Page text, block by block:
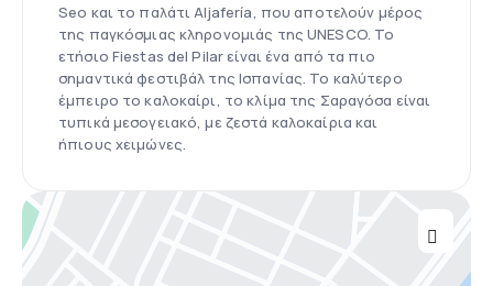
Seo και το παλάτι Aljafería, που αποτελούν μέρος
της παγκόσμιας κληρονομιάς της UNESCO. Το
ετήσιο Fiestas del Pilar είναι ένα από τα πιο
σημαντικά φεστιβάλ της Ισπανίας. Το καλύτερο
έμπειρο το καλοκαίρι, το κλίμα της Σαραγόσα είναι
τυπικά μεσογειακό, με ζεστά καλοκαίρια και
ήπιους χειμώνες.